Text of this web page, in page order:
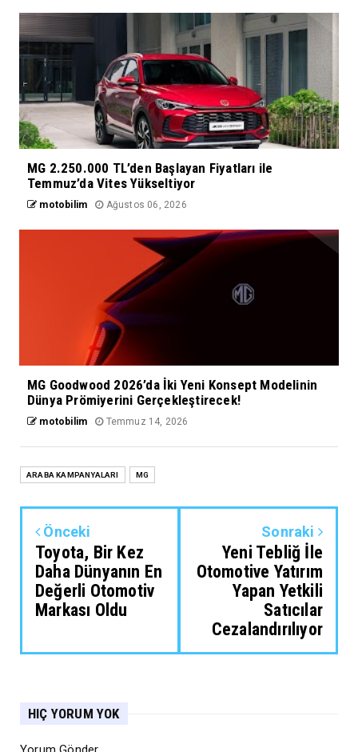
MG 2.250.000 TL’den Başlayan Fiyatları ile
Temmuz’da Vites Yükseltiyor
motobilim Ağustos 06, 2026
MG Goodwood 2026’da İki Yeni Konsept Modelinin
Dünya Prömiyerini Gerçekleştirecek!
motobilim Temmuz 14, 2026
ARABA KAMPANYALARI MG
Önceki
Toyota, Bir Kez
Daha Dünyanın En
Değerli Otomotiv
Markası Oldu
Sonraki
Yeni Tebliğ İle
Otomotive Yatırım
Yapan Yetkili
Satıcılar
Cezalandırılıyor
HIÇ YORUM YOK